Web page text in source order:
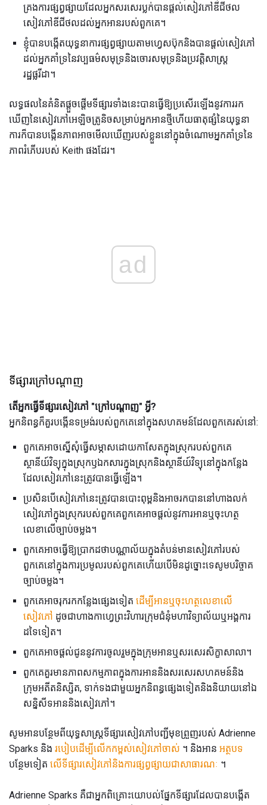
គ្រងការផ្សព្វផ្សាយដែលអ្នកសរសេរប្លក់បានផ្តល់សៀវភៅឌីជីថល
សៀវភៅឌីជីថលដល់អ្នកអានរបស់ពួកគេ។
ខ្ញុំបានបង្កើតយុទ្ធនាការផ្សព្វផ្សាយតាមហ្វេសប៊ុកនិងបានផ្តល់សៀវភៅ
ដល់អ្នកគាំទ្រនៃវប្បធម៌សមុទ្រនិងចោរសមុទ្រនិងប្រវត្តិសាស្រ្ត
រដ្ឋផ្លរីដា។
លទ្ធផលនៃគំនិតផ្តួចផ្តើមទីផ្សារទាំងនេះបានធ្វើឱ្យប្រសើរឡើងនូវការរក
ឃើញនៃសៀវភៅអេឡិចត្រូនិចសម្រាប់អ្នកអានថ្មីហើយធាតុផ្សំនៃយុទ្ធនា
ការក៏បានបង្កើនភាពអាចមើលឃើញរបស់ខ្លួននៅក្នុងចំណោមអ្នកគាំទ្រនៃ
ភាពរំភើបរបស់ Keith ផងដែរ។
ad
ទីផ្សារក្រៅបណ្ដាញ
តើអ្នកធ្វើទីផ្សារសៀវភៅ "ក្រៅបណ្ដាញ" អ្វី?
អ្នកនិពន្ធក៏គួរបង្កើនទម្រង់របស់ពួកគេនៅក្នុងសហគមន៍ដែលពួកគេរស់នៅ:
ពួកគេអាចស្នើសុំធ្វើសម្ភាសដោយកាសែតក្នុងស្រុករបស់ពួកគេ
ស្ថានីយ៍វិទ្យុក្នុងស្រុកឫឯកសារក្នុងស្រុកនិងស្ថានីយ៍វិទ្យុនៅក្នុងកន្លែង
ដែលសៀវភៅនេះត្រូវបានធ្វើឡើង។
ប្រសិនបើសៀវភៅនេះត្រូវបានបោះពុម្ពនិងអាចរកបាននៅហាងលក់
សៀវភៅក្នុងស្រុករបស់ពួកគេពួកគេអាចផ្តល់នូវការអានឬចុះហត្ថ
លេខាលើច្បាប់ចម្លង។
ពួកគេអាចធ្វើឱ្យប្រាកដថាបណ្ណាល័យក្នុងតំបន់មានសៀវភៅរបស់
ពួកគេនៅក្នុងការប្រមូលរបស់ពួកគេហើយបើមិនដូច្នោះទេសូមបរិច្ចាគ
ច្បាប់ចម្លង។
ពួកគេអាចរុករកកន្លែងផ្សេងទៀត ដើម្បីអានឬចុះហត្ថលេខាលើ
សៀវភៅ ដូចជាហាងកាហ្វេព្រះវិហារក្រុមជំនុំមហាវិទ្យាល័យឬអង្គការ
ដទៃទៀត។
ពួកគេអាចផ្តល់ជូននូវការចូលរួមក្នុងក្រុមអានឬសរសេរសិក្ខាសាលា។
ពួកគេគួរមានភាពសកម្មភាពក្នុងការអាននិងសរសេរសហគមន៍និង
ក្រុមអតីតនិស្សិត, ទាក់ទងជាមួយអ្នកនិពន្ធផ្សេងទៀតនិងនិយាយនៅឯ
សន្និសីទអាននិងសៀវភៅ។
សូមអានបន្ថែមពីយុទ្ធសាស្រ្តទីផ្សារសៀវភៅបញ្ជីមុខព្រួញរបស់ Adrienne
Sparks និង របៀបដើម្បីលើកកម្ពស់សៀវភៅចាស់ ។ និងអាន អត្ថបទ
បន្ថែមទៀត លើទីផ្សារសៀវភៅនិងការផ្សព្វផ្សាយជាសាធារណៈ ។
Adrienne Sparks គឺជាអ្នកពិគ្រោះយោបល់ផ្នែកទីផ្សារដែលបានបង្កើត